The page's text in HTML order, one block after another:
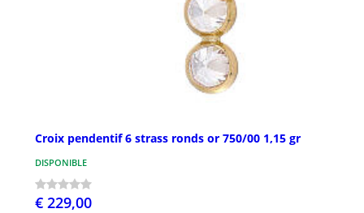
Croix pendentif 6 strass ronds or 750/00 1,15 gr
DISPONIBLE
€ 229,00